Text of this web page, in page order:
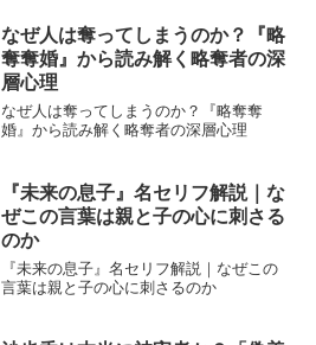
なぜ人は奪ってしまうのか？『略
奪奪婚』から読み解く略奪者の深
層心理
なぜ人は奪ってしまうのか？『略奪奪
婚』から読み解く略奪者の深層心理
『未来の息子』名セリフ解説｜な
ぜこの言葉は親と子の心に刺さる
のか
『未来の息子』名セリフ解説｜なぜこの
言葉は親と子の心に刺さるのか